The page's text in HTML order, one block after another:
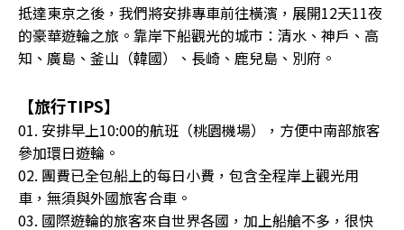
抵達東京之後，我們將安排專車前往橫濱，展開12天11夜
的豪華遊輪之旅。靠岸下船觀光的城市：清水、神戶、高
知、廣島、釜山（韓國）、長崎、鹿兒島、別府。
【旅行TIPS】
01. 安排早上10:00的航班（桃園機場），方便中南部旅客
參加環日遊輪。
02. 團費已全包船上的每日小費，包含全程岸上觀光用
車，無須與外國旅客合車。
03. 國際遊輪的旅客來自世界各國，加上船艙不多，很快